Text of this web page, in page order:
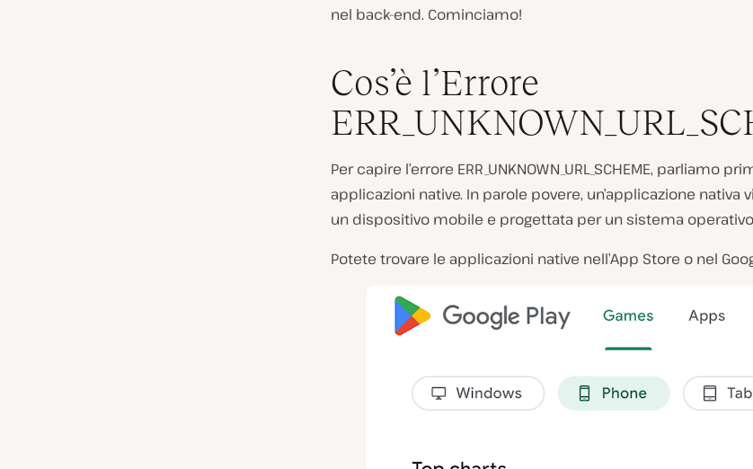
nel back-end. Cominciamo!
Cos’è l’Errore
Per capire l’errore ERR_UNKNOWN_URL_SCHEME, parliamo
applicazioni native. In parole povere, un’applicazione nativa
un dispositivo mobile e progettata per un sistema
Potete trovare le applicazioni native nell’App Store o nel